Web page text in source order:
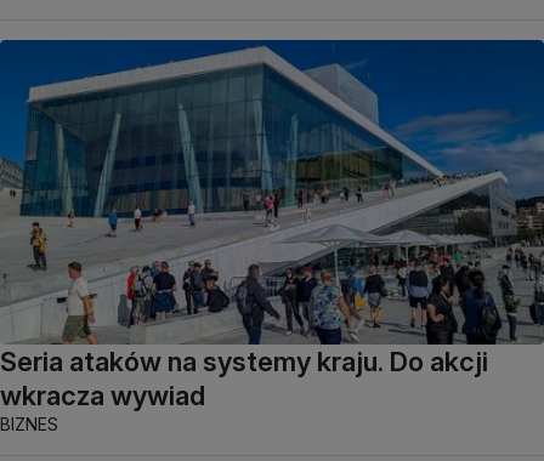
Seria ataków na systemy kraju. Do akcji
wkracza wywiad
BIZNES